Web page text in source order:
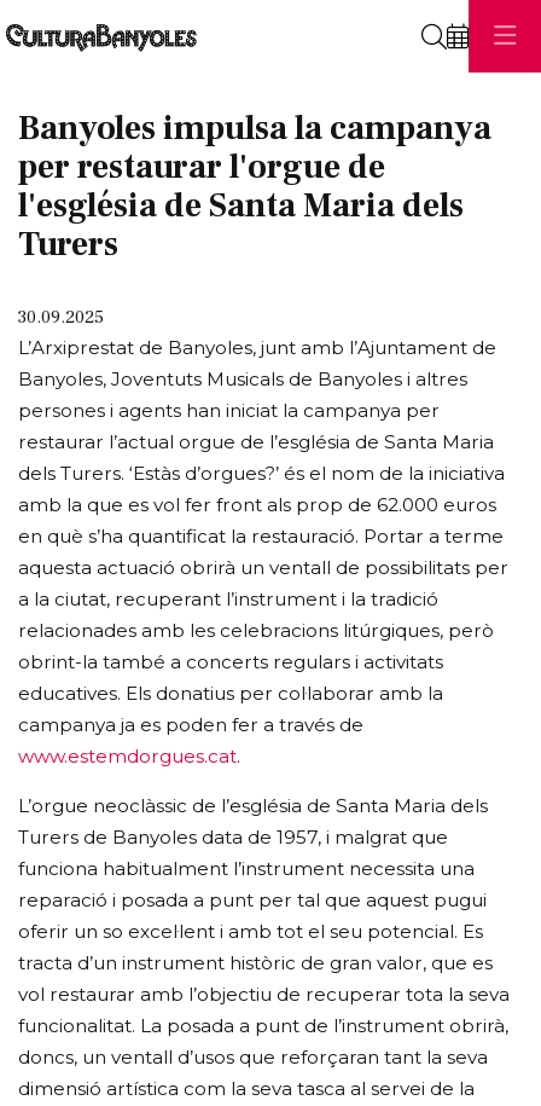
Banyoles impulsa la campanya
per restaurar l'orgue de
l'església de Santa Maria dels
Turers
30.09.2025
L’Arxiprestat de Banyoles, junt amb l’Ajuntament de
Banyoles, Joventuts Musicals de Banyoles i altres
persones i agents han iniciat la campanya per
restaurar l’actual orgue de l’església de Santa Maria
dels Turers. ‘Estàs d’orgues?’ és el nom de la iniciativa
amb la que es vol fer front als prop de 62.000 euros
en què s’ha quantificat la restauració. Portar a terme
aquesta actuació obrirà un ventall de possibilitats per
a la ciutat, recuperant l’instrument i la tradició
relacionades amb les celebracions litúrgiques, però
obrint-la també a concerts regulars i activitats
educatives. Els donatius per col·laborar amb la
campanya ja es poden fer a través de
www.estemdorgues.cat.
L’orgue neoclàssic de l’església de Santa Maria dels
Turers de Banyoles data de 1957, i malgrat que
funciona habitualment l’instrument necessita una
reparació i posada a punt per tal que aquest pugui
oferir un so excel·lent i amb tot el seu potencial. Es
tracta d’un instrument històric de gran valor, que es
vol restaurar amb l’objectiu de recuperar tota la seva
funcionalitat. La posada a punt de l’instrument obrirà,
doncs, un ventall d’usos que reforçaran tant la seva
dimensió artística com la seva tasca al servei de la